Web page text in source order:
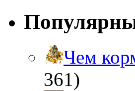
Чем
361)